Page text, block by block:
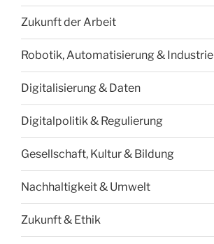
Zukunft der Arbeit
Robotik, Automatisierung & Industrie
Digitalisierung & Daten
Digitalpolitik & Regulierung
Gesellschaft, Kultur & Bildung
Nachhaltigkeit & Umwelt
Zukunft & Ethik